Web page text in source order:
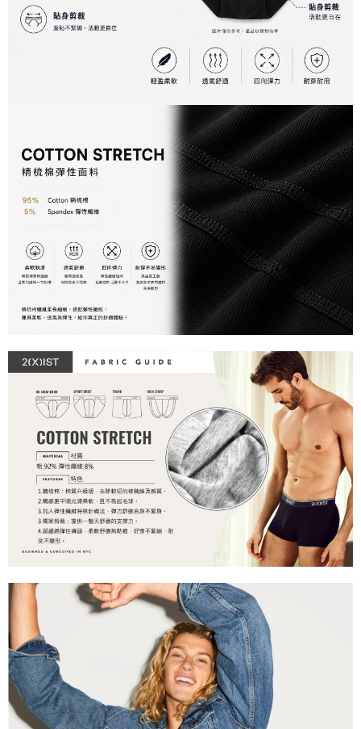
任。
４．使用「AFTEE先享後付」時，將依據個別帳號之用戶狀況，依本公司即
時審查核予不同之上限額度；若仍有額度不足之情形，本公司將視審查結果
５．嚴禁一人註冊多個帳號或使用他人資訊註冊。若發現惡意使用之情形，
恩沛科技股份有限公司將有權停止該用戶之使用額度並採取法律行動。
每筆NT$100